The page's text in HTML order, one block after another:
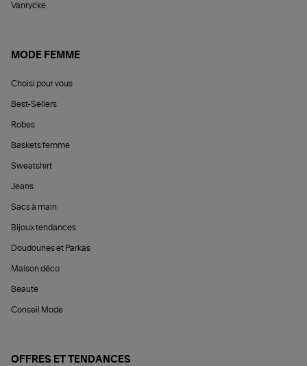
Vanrycke
MODE FEMME
Choisi pour vous
Best-Sellers
Robes
Baskets femme
Sweatshirt
Jeans
Sacs à main
Bijoux tendances
Doudounes et Parkas
Maison déco
Beauté
Conseil Mode
OFFRES ET TENDANCES